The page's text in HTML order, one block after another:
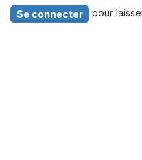
Se connecter pour